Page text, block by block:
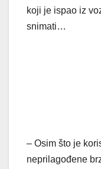
koji je ispao iz
snimati…
– Osim što je
neprilagođene